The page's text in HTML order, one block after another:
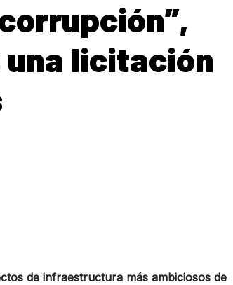
licitación
de infraestructura más ambiciosos de